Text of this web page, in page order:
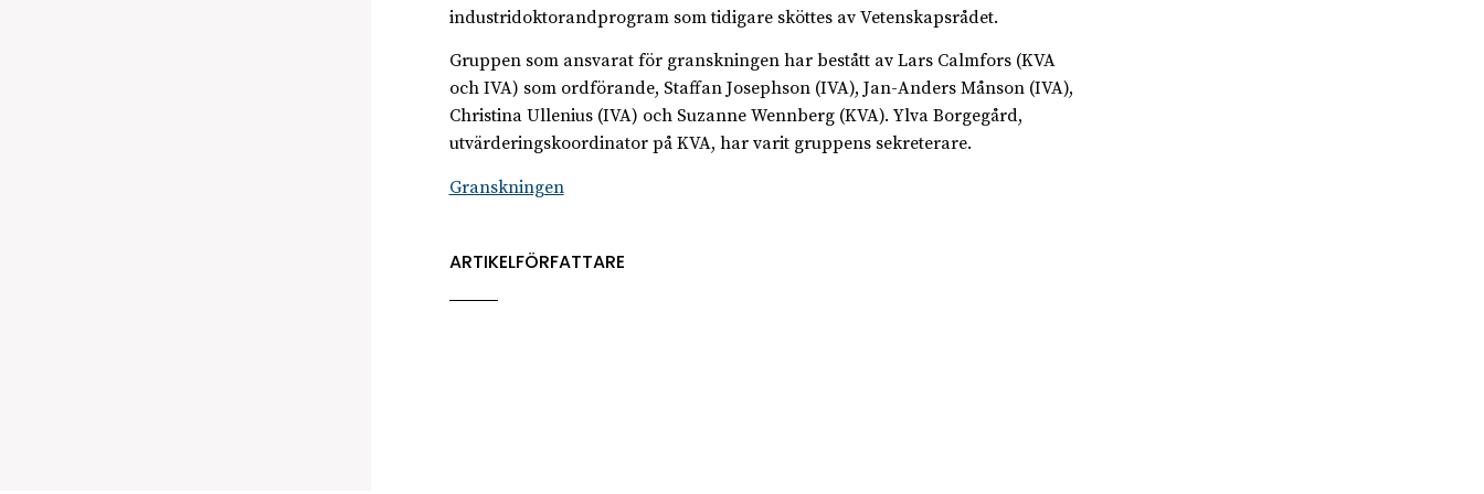
industridoktorandprogram som tidigare sköttes av Vetenskapsrådet.
Gruppen som ansvarat för granskningen har bestått av Lars Calmfors (KVA
och IVA) som ordförande, Staffan Josephson (IVA), Jan-Anders Månson (IVA),
Christina Ullenius (IVA) och Suzanne Wennberg (KVA). Ylva Borgegård,
utvärderingskoordinator på KVA, har varit gruppens sekreterare.
Granskningen
ARTIKELFÖRFATTARE